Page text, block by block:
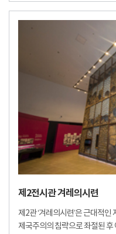
제2전시관 겨레의시련
제2관 ‘겨레의시련’은 근대적
제국주의의 침략으로 좌절된